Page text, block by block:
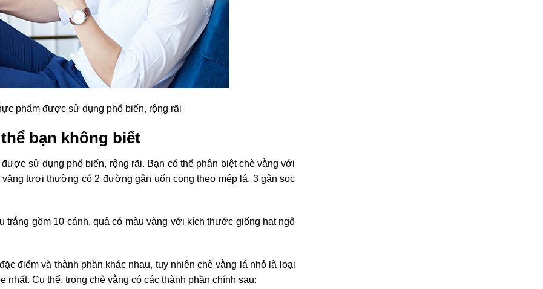
phẩm được sử dụng phổ biến, rộng rãi
bạn không biết
sử dụng phổ biến, rộng rãi. Bạn có thể phân biệt chè vằng với
tươi thường có 2 đường gân uốn cong theo mép lá, 3 gân sọc
trắng gồm 10 cánh, quả có màu vàng với kích thước giống hạt ngô
điểm và thành phần khác nhau, tuy nhiên chè vằng lá nhỏ là loại
nhất. Cụ thể, trong chè vằng có các thành phần chính sau: